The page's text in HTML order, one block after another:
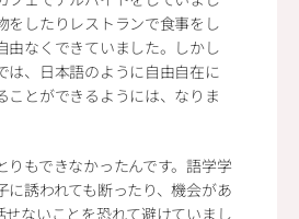
をしたりレストランで食事をし
由なくできていました。しかし
は、日本語のように自由自在に
ことができるようには、なりま
りもできなかったんです。語学学
に誘われても断ったり、機会があ
せないことを恐れて避けていまし